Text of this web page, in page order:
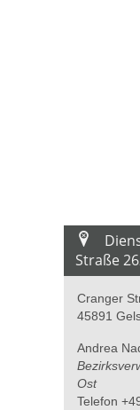
Straße
Cranger
45891
Andrea
Ost
Telefon